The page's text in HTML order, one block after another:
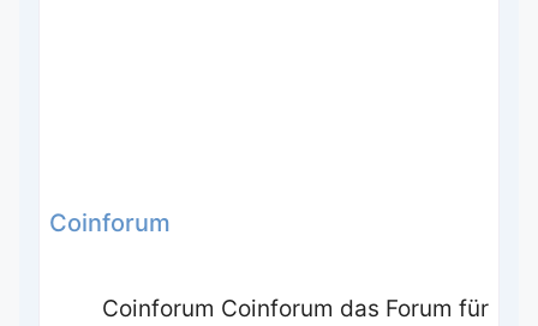
Coinforum
Coinforum Coinforum das Forum für